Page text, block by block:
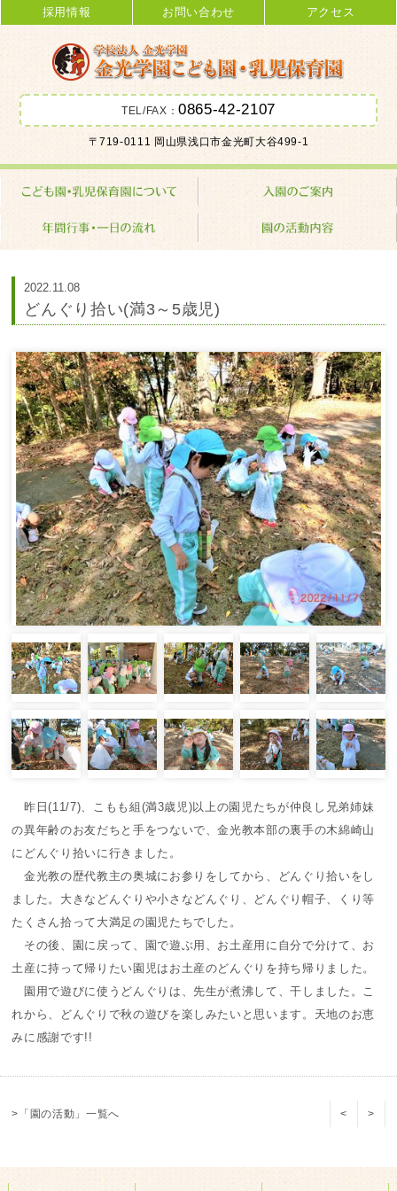
金光学園こども園･乳児保育園 学校
法人 金光学園
採用情報 お問い合わせ アクセス
TEL/FAX：0865-42-2107
〒719-0111 岡山県浅口市金光町大谷499-1
2022.11.08
どんぐり拾い(満3～5歳児)
昨日(11/7)、こもも組(満3歳児)以上の園児たちが仲良し兄弟姉妹
の異年齢のお友だちと手をつないで、金光教本部の裏手の木綿崎山
にどんぐり拾いに行きました。
金光教の歴代教主の奥城にお参りをしてから、どんぐり拾いをし
ました。大きなどんぐりや小さなどんぐり、どんぐり帽子、くり等
たくさん拾って大満足の園児たちでした。
その後、園に戻って、園で遊ぶ用、お土産用に自分で分けて、お
土産に持って帰りたい園児はお土産のどんぐりを持ち帰りました。
園用で遊びに使うどんぐりは、先生が煮沸して、干しました。こ
れから、どんぐりで秋の遊びを楽しみたいと思います。天地のお恵
みに感謝です!!
>「園の活動」一覧へ < >